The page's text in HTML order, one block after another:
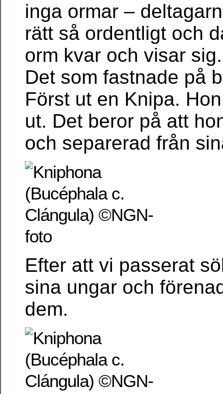
inga ormar –
rätt så ordentligt och
orm kvar och visar sig.
Det som fastnade på
Först ut en Knipa.
ut. Det beror på att
och separerad från
Efter att vi passerat
sina ungar och
dem.